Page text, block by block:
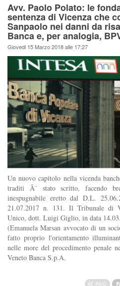
Avv. Paolo Polato: le
sentenza di Vicenza che
Sanpaolo nei danni da
Banca e, per analogia,
Giovedi 15 Marzo 2018 alle 17:27
Un nuovo capitolo nella vicenda
traditi Ã¨ stato scritto, facendo
inespugnabile eretto dal D.L.
21.07.2017 n. 131. Il Tribunale di
Unico, dott. Luigi Giglio, in data
(Emanuela Marsan avvocato di un
fatto proprio l'orientamento
nelle more del procedimento penale
Veneto Banca S.p.A.